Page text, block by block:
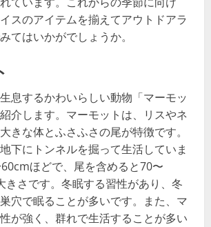
スのアイテムを揃えてアウトドアラ
てはいかがでしょうか。
息するかわいらしい動物「マーモッ
介します。マーモットは、リスやネ
きな体とふさふさの尾が特徴です。
下にトンネルを掘って生活していま
ほどで、尾を含めると70〜
きさです。冬眠する習性があり、冬
穴で眠ることが多いです。また、マ
が強く、群れで生活することが多い